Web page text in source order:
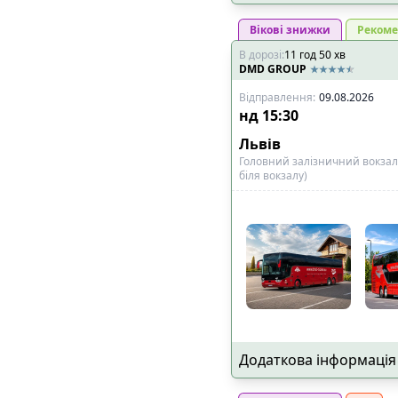
🚏Наявність пересадки:
➡️Тільки прямі
📍Основне, що впливає
конкретною
✅Дитяче крісло
🚌
🚐VIP
👑Додатковий
🔌Електроніка та
Вікові знижки
В дорозі:11 год50хв
DMD GROUP
Відправлення: 09.08.2026
нд 15:30
Львів
Головний залізничний
біля вокзалу)
Додаткова інформація